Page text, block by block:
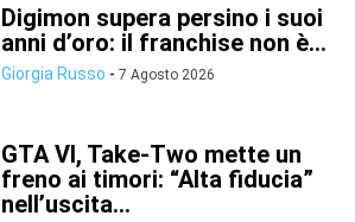
Digimon supera persino i suoi
anni d’oro: il franchise non è...
Giorgia Russo - 7 Agosto 2026
GTA VI, Take-Two mette un
freno ai timori: “Alta fiducia”
nell’uscita...